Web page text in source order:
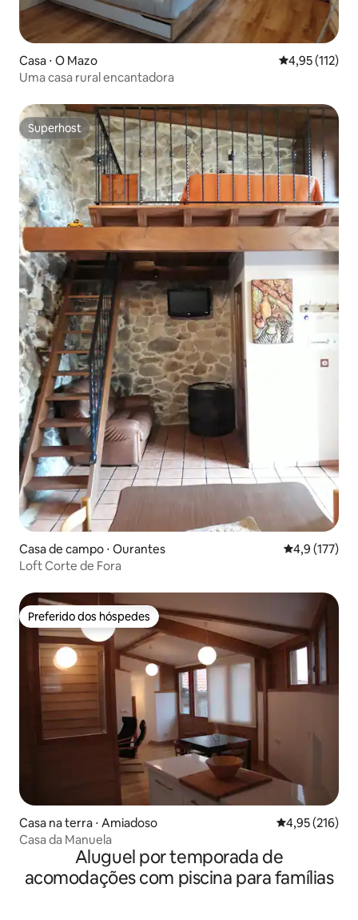
Casa ⋅ O Mazo 4,95 de uma
4,95 (112)
Uma casa rural encantadora
Superhost
Superhost
Casa de campo ⋅ Ourantes 4,9 de uma
4,9 (177)
Loft Corte de Fora
Preferido dos hóspedes
Preferido dos hóspedes
Casa na terra ⋅ Amiadoso 4,95 de uma
4,95 (216)
Casa da Manuela
Aluguel por temporada de
acomodações com piscina para famílias